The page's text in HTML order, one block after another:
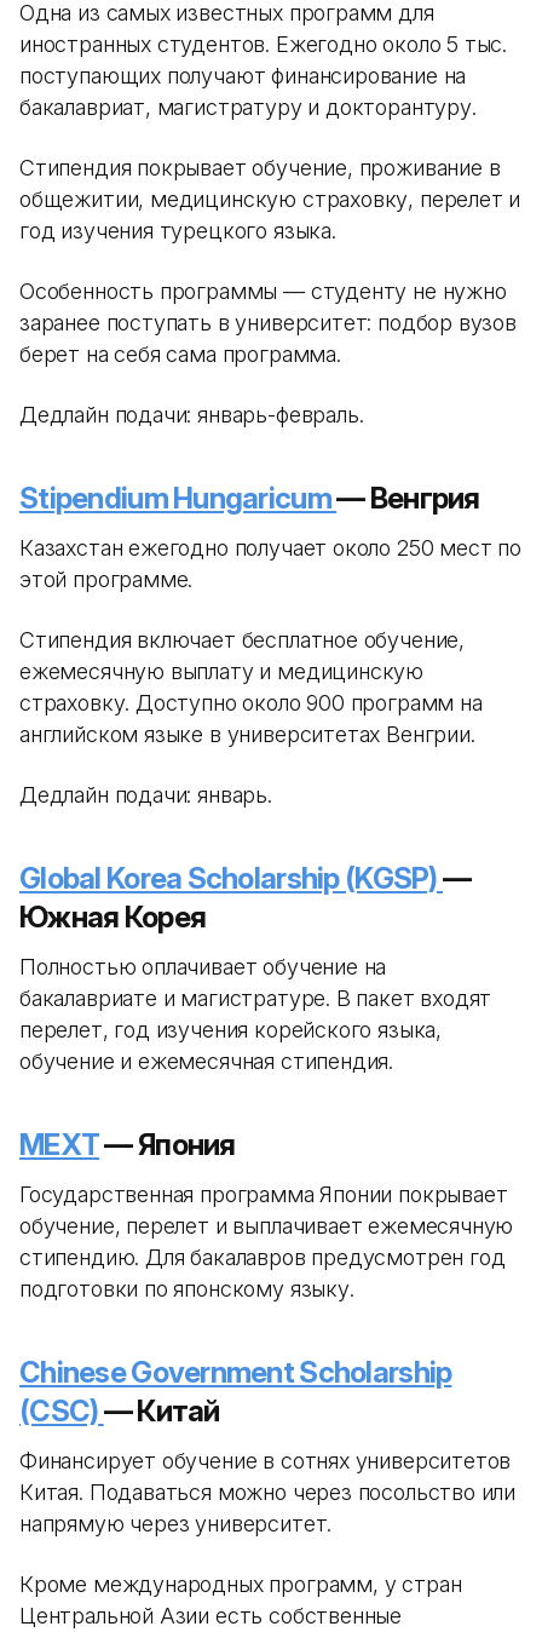
Одна из самых известных программ для
иностранных студентов. Ежегодно около 5 тыс.
поступающих получают финансирование на
бакалавриат, магистратуру и докторантуру.
Стипендия покрывает обучение, проживание в
общежитии, медицинскую страховку, перелет и
год изучения турецкого языка.
Особенность программы — студенту не нужно
заранее поступать в университет: подбор вузов
берет на себя сама программа.
Дедлайн подачи: январь-февраль.
Stipendium Hungaricum— Венгрия
Казахстан ежегодно получает около 250 мест по
этой программе.
Стипендия включает бесплатное обучение,
ежемесячную выплату и медицинскую
страховку. Доступно около 900 программ на
английском языке в университетах Венгрии.
Дедлайн подачи: январь.
Global Korea Scholarship (KGSP)—
Южная Корея
Полностью оплачивает обучение на
бакалавриате и магистратуре. В пакет входят
перелет, год изучения корейского языка,
обучение и ежемесячная стипендия.
MEXT— Япония
Государственная программа Японии покрывает
обучение, перелет и выплачивает ежемесячную
стипендию. Для бакалавров предусмотрен год
подготовки по японскому языку.
Chinese Government Scholarship
(CSC)— Китай
Финансирует обучение в сотнях университетов
Китая. Подаваться можно через посольство или
напрямую через университет.
Кроме международных программ, у стран
Центральной Азии есть собственные